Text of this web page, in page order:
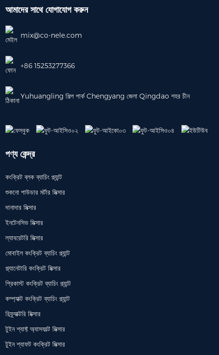
আমাদের সাথে যোগাযোগ করুন
mix@co-nele.com
+86 15253277366
Yuhuangling শিল্প পার্ক Chengyang জেলা Qingdao শহর চীন
পণ্য কেন্দ্র
কংক্রিট ব্লক ব্যাচিং প্ল্যান্ট
শুকনো পাউডার মর্টার মিক্সার
দানাদার মিক্সার
ইনটেনসিভ মিক্সার
ল্যাবরেটরি মিক্সার
মোবাইল কংক্রিট ব্যাচিং প্ল্যান্ট
প্ল্যানেটারি কংক্রিট মিক্সার
প্রিকাস্ট কংক্রিট ব্যাচিং প্ল্যান্ট
কম্প্যাক্ট কংক্রিট ব্যাচিং প্ল্যান্ট
রিফ্র্যাক্টরি মিক্সার
টুইন শ্যাফ্ট অ্যাসফাল্ট মিক্সার
টুইন শ্যাফট কংক্রিট মিক্সার